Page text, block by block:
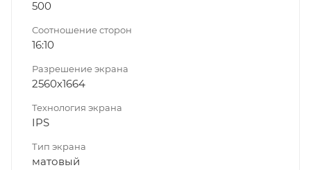
500
Соотношение сторон
16:10
Разрешение экрана
2560х1664
Технология экрана
IPS
Тип экрана
матовый